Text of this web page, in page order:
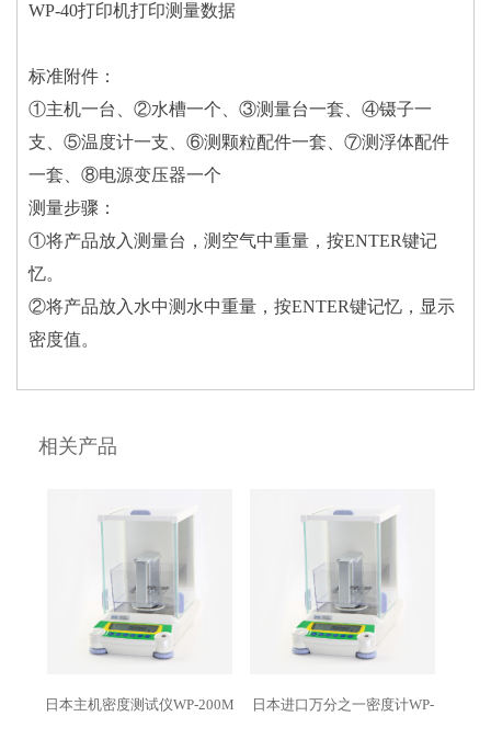
WP-40打印机打印测量数据
标准附件：
①主机一台、②水槽一个、③测量台一套、④镊子一
支、⑤温度计一支、⑥测颗粒配件一套、⑦测浮体配件
一套、⑧电源变压器一个
测量步骤：
①将产品放入测量台，测空气中重量，按ENTER键记
忆。
②将产品放入水中测水中重量，按ENTER键记忆，显示
密度值。
相关产品
日本主机密度测试仪WP-200M 日本进口万分之一密度计WP-